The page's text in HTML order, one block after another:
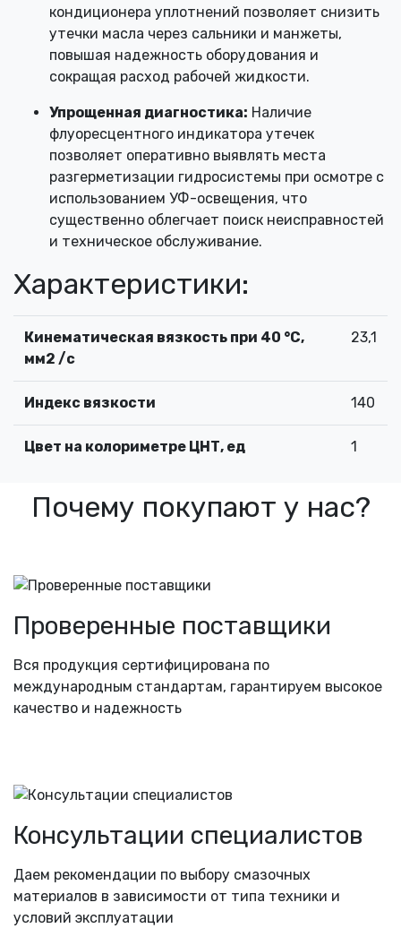
кондиционера уплотнений позволяет снизить
утечки масла через сальники и манжеты,
повышая надежность оборудования и
сокращая расход рабочей жидкости.
Упрощенная диагностика: Наличие
флуоресцентного индикатора утечек
позволяет оперативно выявлять места
разгерметизации гидросистемы при осмотре с
использованием УФ-освещения, что
существенно облегчает поиск неисправностей
и техническое обслуживание.
Характеристики:
Кинематическая вязкость при 40 °С,
мм2 /с
23,1
Индекс вязкости 140
Цвет на колориметре ЦНТ, ед 1
Почему покупают у нас?
Проверенные поставщики
Вся продукция сертифицирована по
международным стандартам, гарантируем высокое
качество и надежность
Консультации специалистов
Даем рекомендации по выбору смазочных
материалов в зависимости от типа техники и
условий эксплуатации